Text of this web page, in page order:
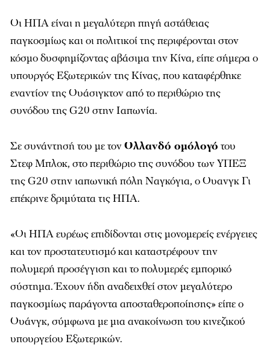
Οι ΗΠΑ είναι η μεγαλύτερη πηγή αστάθειας
παγκοσμίως και οι πολιτικοί της περιφέρονται στον
κόσμο δυσφημίζοντας αβάσιμα την Κίνα, είπε σήμερα ο
υπουργός Εξωτερικών της Κίνας, που καταφέρθηκε
εναντίον της Ουάσιγκτον από το περιθώριο της
συνόδου της G20 στην Ιαπωνία.
Σε συνάντησή του με τονΟλλανδό ομόλογό του
Στεφ Μπλοκ, στο περιθώριο της συνόδου των ΥΠΕΞ
της G20 στην ιαπωνική πόλη Ναγκόγια, ο Ουανγκ Γι
επέκρινε δριμύτατα τις ΗΠΑ.
«Οι ΗΠΑ ευρέως επιδίδονται στις μονομερείς ενέργειες
και τον προστατευτισμό και καταστρέφουν την
πολυμερή προσέγγιση και το πολυμερές εμπορικό
σύστημα. Έχουν ήδη αναδειχθεί στον μεγαλύτερο
παγκοσμίως παράγοντα αποσταθεροποίησης» είπε ο
Ουάνγκ, σύμφωνα με μια ανακοίνωση του κινεζικού
υπουργείου Εξωτερικών.